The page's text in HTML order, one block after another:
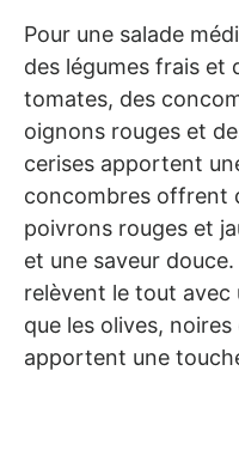
Pour une salade
des légumes frais et
tomates, des
oignons rouges et
cerises apportent
concombres offrent
poivrons rouges et
et une saveur
relèvent le tout
que les olives,
apportent une